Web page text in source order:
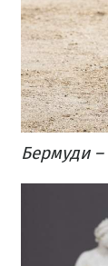
Бермуди